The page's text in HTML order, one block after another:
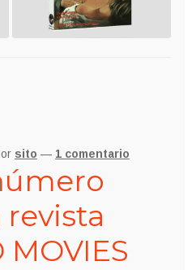
sito — 1 comentario
revista
MOVIES